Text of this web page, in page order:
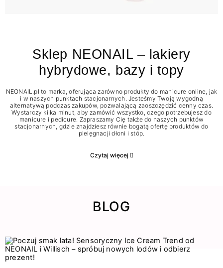
Sklep NEONAIL – lakiery
hybrydowe, bazy i topy
NEONAIL.pl to marka, oferująca zarówno produkty do manicure online, jak
i w naszych punktach stacjonarnych. Jesteśmy Twoją wygodną
alternatywą podczas zakupów, pozwalającą zaoszczędzić cenny czas.
Wystarczy kilka minut, aby zamówić wszystko, czego potrzebujesz do
manicure i pedicure. Zapraszamy Cię także do naszych punktów
stacjonarnych, gdzie znajdziesz równie bogatą ofertę produktów do
pielęgnacji dłoni i stóp.
Czytaj więcej
BLOG